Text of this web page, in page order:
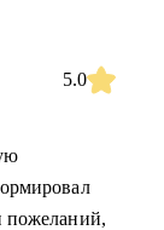
5.0
пожеланий,